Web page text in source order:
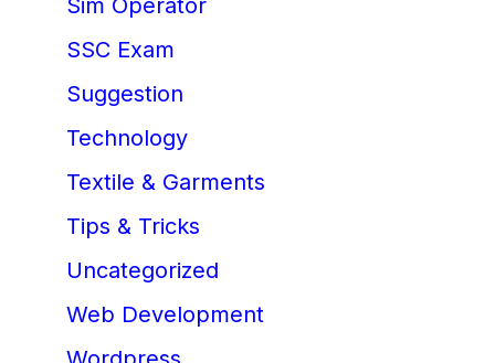
Sim Operator
SSC Exam
Suggestion
Technology
Textile & Garments
Tips & Tricks
Uncategorized
Web Development